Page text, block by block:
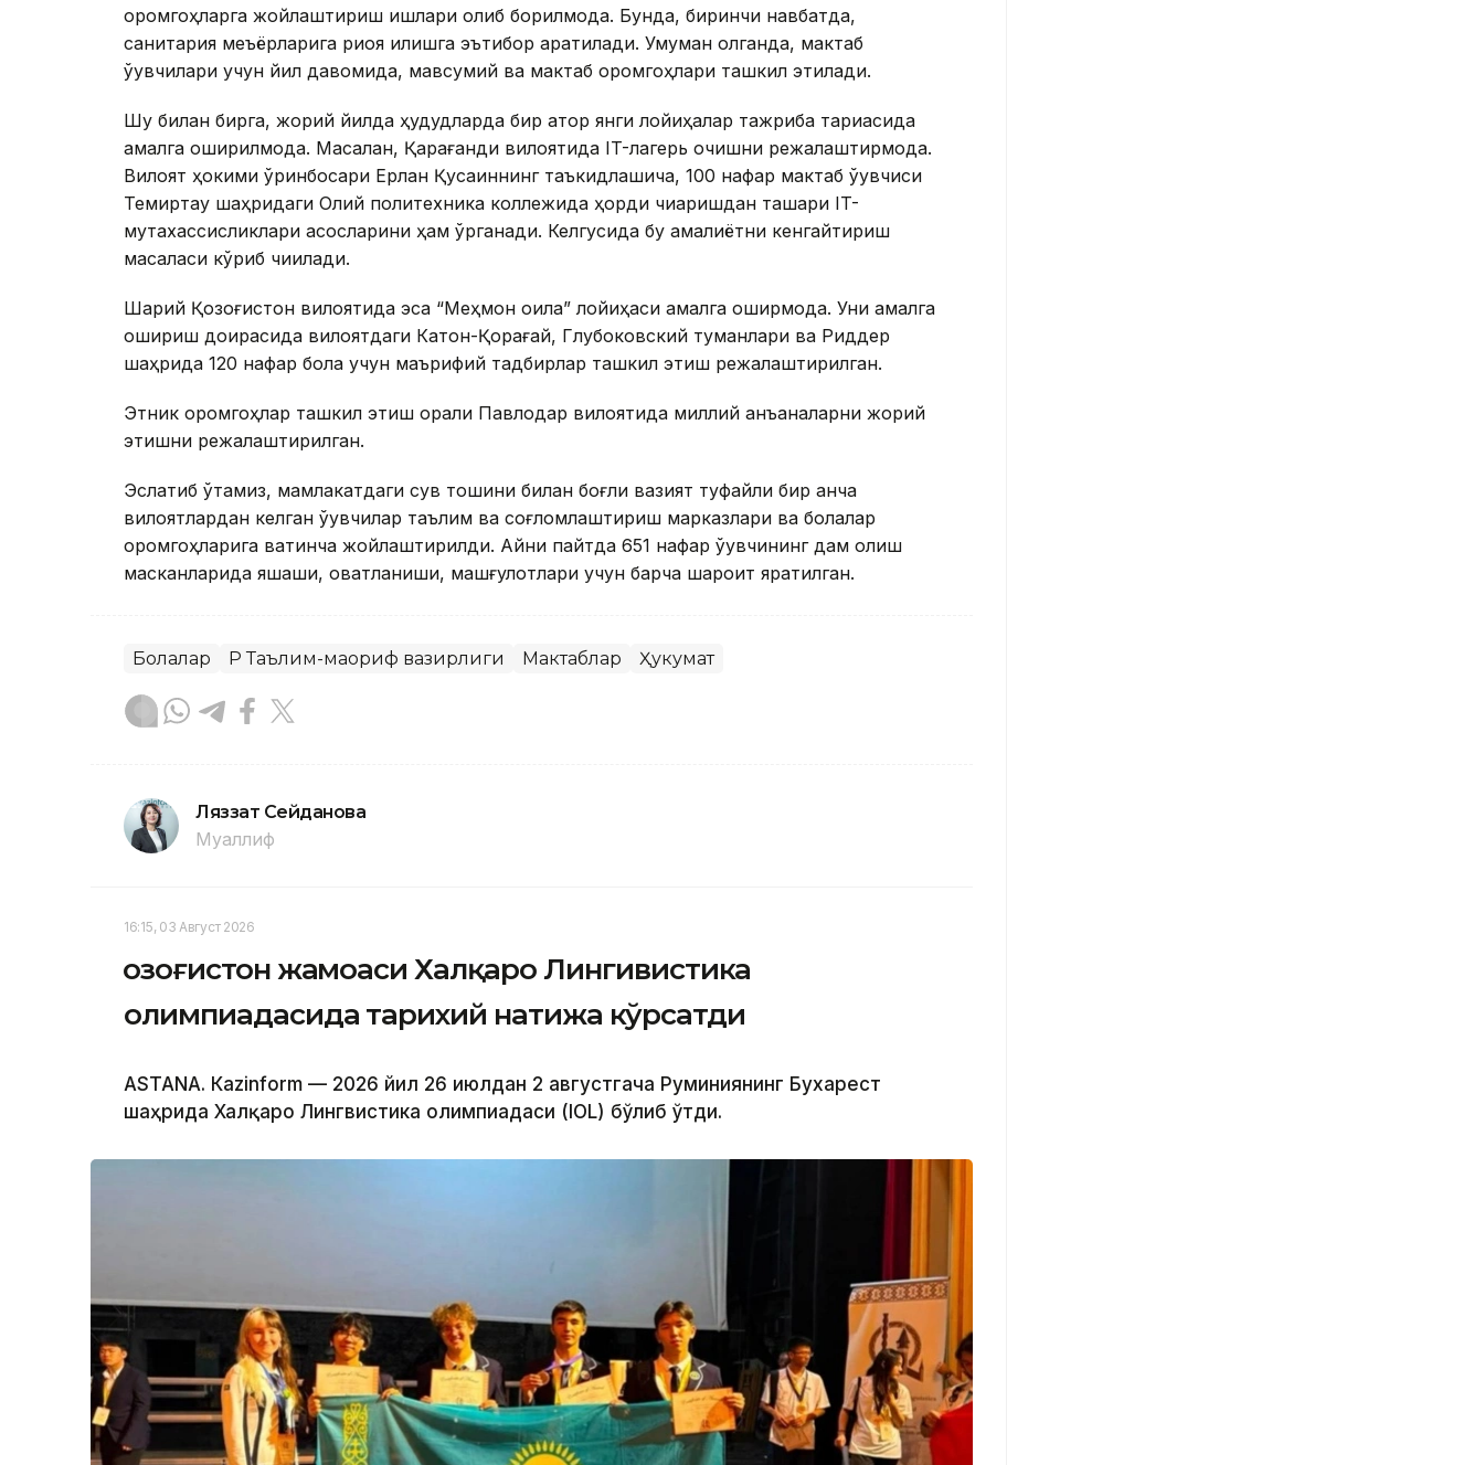
оромгоҳларга жойлаштириш ишлари олиб борилмоқда. Бунда, биринчи навбатда,
санитария меъёрларига риоя қилишга эътибор қаратилади. Умуман олганда, мактаб
ўқувчилари учун йил давомида, мавсумий ва мактаб оромгоҳлари ташкил этилади.
Шу билан бирга, жорий йилда ҳудудларда бир қатор янги лойиҳалар тажриба тариқасида
амалга оширилмоқда. Масалан, Қарағанди вилоятида IT-лагерь очишни режалаштирмоқда.
Вилоят ҳокими ўринбосари Ерлан Қусаиннинг таъкидлашича, 100 нафар мактаб ўқувчиси
Темиртау шаҳридаги Олий политехника коллежида ҳордиқ чиқаришдан ташқари IT-
мутахассисликлари асосларини ҳам ўрганади. Келгусида бу амалиётни кенгайтириш
масаласи кўриб чиқилади.
Шарқий Қозоғистон вилоятида эса “Меҳмон оила” лойиҳаси амалга оширмоқда. Уни амалга
ошириш доирасида вилоятдаги Катон-Қорағай, Глубоковский туманлари ва Риддер
шаҳрида 120 нафар бола учун маърифий тадбирлар ташкил этиш режалаштирилган.
Этник оромгоҳлар ташкил этиш орқали Павлодар вилоятида миллий анъаналарни жорий
этишни режалаштирилган.
Эслатиб ўтамиз, мамлакатдаги сув тошқини билан боғлиқ вазият туфайли бир қанча
вилоятлардан келган ўқувчилар таълим ва соғломлаштириш марказлари ва болалар
оромгоҳларига вақтинча жойлаштирилди. Айни пайтда 651 нафар ўқувчининг дам олиш
масканларида яшаши, овқатланиши, машғулотлари учун барча шароит яратилган.
Болалар ҚР Таълим-маориф вазирлиги Мактаблар Ҳукумат
Ляззат Сейданова
Муаллиф
16:15, 03 Август 2026
Қозоғистон жамоаси Халқаро Лингивистика
олимпиадасида тарихий натижа кўрсатди
ASTANА. Кazinform — 2026 йил 26 июлдан 2 августгача Руминиянинг Бухарест
шаҳрида Халқаро Лингвистика олимпиадаси (IOL) бўлиб ўтди.